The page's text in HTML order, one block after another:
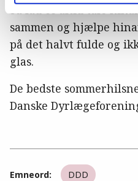
Så lad os altid tale
sammen og hjælpe
på det halvt fulde og
glas.
De bedste
Danske
Emneord: DDD